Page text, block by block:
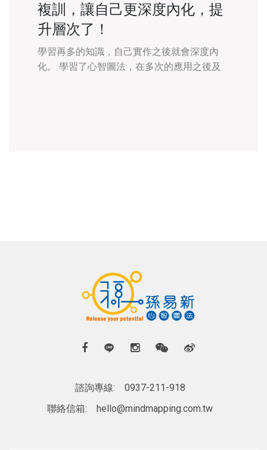
複訓，讓自己更深度內化，提
升層次了！
學習再多的知識，自己實作之後就會深度內
化。 學習了心智圖法，在多次的應用之後及
諮詢專線:
0937-211-918
聯絡信箱:
hello@mindmapping.com.tw